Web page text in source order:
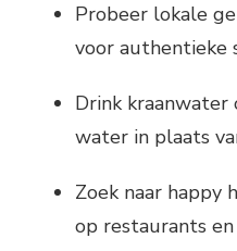
Probeer lokale
voor authentieke
Drink
water in plaats
Zoek naar happy
op restaurants en